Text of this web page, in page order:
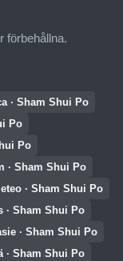
förbehållna.
· Sham Shui Po
Po
Po
· Sham Shui Po
· Sham Shui Po
· Sham Shui Po
· Sham Shui Po
· Sham Shui Po